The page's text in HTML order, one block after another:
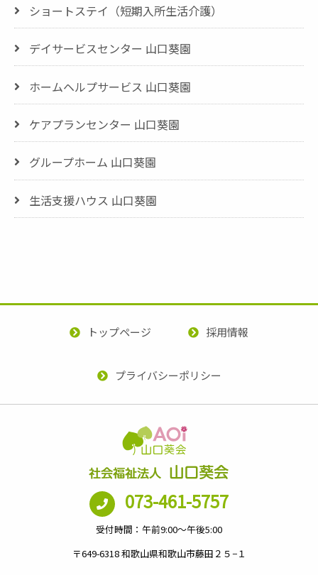
ショートステイ（短期入所生活介護）
デイサービスセンター 山口葵園
ホームヘルプサービス 山口葵園
ケアプランセンター 山口葵園
グループホーム 山口葵園
生活支援ハウス 山口葵園
トップページ 採用情報
プライバシーポリシー
073-461-5757
受付時間：午前9:00～午後5:00
〒649-6318 和歌山県和歌山市藤田２５−１